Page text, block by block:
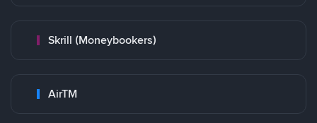
Skrill (Moneybookers)
AirTM